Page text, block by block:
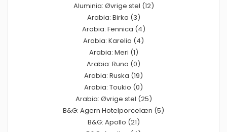
Aluminia: Øvrige stel (12)
Arabia: Birka (3)
Arabia: Fennica (4)
Arabia: Karelia (4)
Arabia: Meri (1)
Arabia: Runo (0)
Arabia: Ruska (19)
Arabia: Toukio (0)
Arabia: Øvrige stel (25)
B&G: Agern Hotelporcelæn (5)
B&G: Apollo (21)